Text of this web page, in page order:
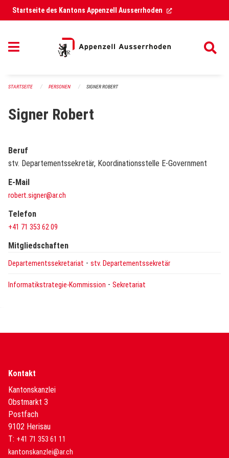
Navigation überspringen
Startseite des Kantons Appenzell Ausserrhoden (External Link)
STARTSEITE PERSONEN SIGNER ROBERT
Signer Robert
Beruf
stv. Departementssekretär, Koordinationsstelle E-Government
E-Mail
robert.signer@ar.ch
Telefon
+41 71 353 62 09
Mitgliedschaften
Departementssekretariat - stv. Departementssekretär
Informatikstrategie-Kommission - Sekretariat
Kontakt
Kantonskanzlei
Obstmarkt 3
Postfach
9102 Herisau
T: +41 71 353 61 11
kantonskanzlei@ar.ch